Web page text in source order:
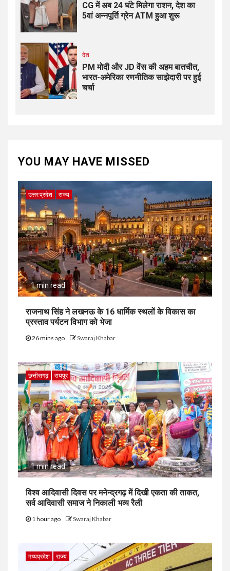
CG में अब 24 घंटे मिलेगा राशन, देश का
5वां अन्नपूर्ति ग्रेन ATM हुआ शुरू
देश
PM मोदी और JD वेंस की अहम बातचीत,
भारत-अमेरिका रणनीतिक साझेदारी पर हुई
चर्चा
YOU MAY HAVE MISSED
उत्तर प्रदेश राज्य
1 min read
राजनाथ सिंह ने लखनऊ के 16 धार्मिक स्थलों के विकास का
प्रस्ताव पर्यटन विभाग को भेजा
26 mins ago Swaraj Khabar
छत्तीसगढ़ रायपुर
1 min read
विश्व आदिवासी दिवस पर मनेन्द्रगढ़ में दिखी एकता की ताकत,
सर्व आदिवासी समाज ने निकाली भव्य रैली
1 hour ago Swaraj Khabar
मध्यप्रदेश राज्य